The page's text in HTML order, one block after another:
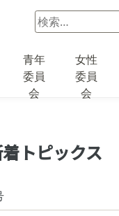
青年
委員
会
女性
委員
会
検
索:
トピックス